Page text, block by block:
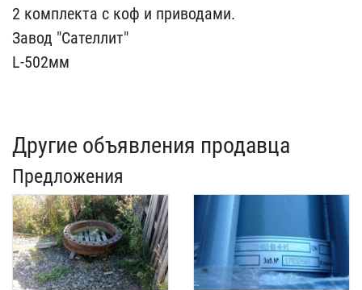
2 комплекта с коф и прив​одами.
Завод "Сателлит"​
L-502мм
Другие объявления продавца
Предложения